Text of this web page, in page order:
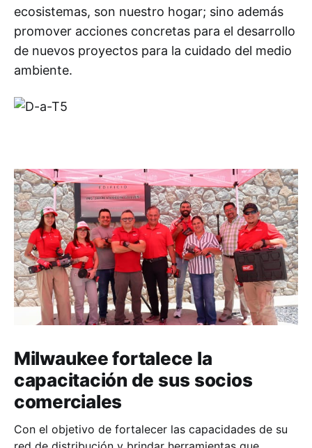
ecosistemas, son nuestro hogar; sino además
promover acciones concretas para el desarrollo
de nuevos proyectos para la cuidado del medio
ambiente.
Milwaukee fortalece la
capacitación de sus socios
comerciales
Con el objetivo de fortalecer las capacidades de su